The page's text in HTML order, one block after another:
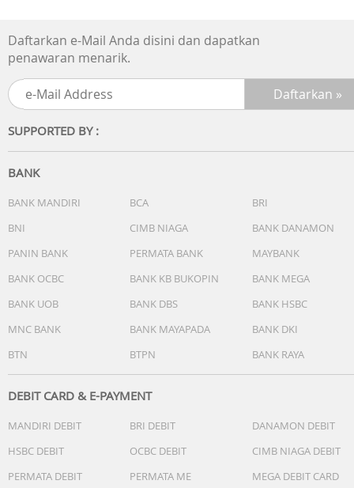
-Kontrol Suara Tanpa Jeda (Lag-Free Voice Control):
20 perintah suara bawaan, Anda dapat melewati lagu,
menerima panggilan, dan menyesuaikan volume secara
instan. Pemrosesan sistem secara luring (offline)
memastikan respons tanpa penundaan sama sekali.
1x Charging Case
1x Ear Fins: 0/1/2
1x USB-C Cable
1x Buku Panduan dan Petunjuk
1x Kartu Garansi
Daftarkan e-Mail Anda disini dan dapatkan
penawaran menarik.
SUPPORTED BY :
BANK
BANK MANDIRI BCA
BRI
BNI
CIMB NIAGA
BANK DANAMON
PANIN BANK
PERMATA BANK
MAYBANK
BANK OCBC
BANK KB BUKOPIN
BANK MEGA
BANK UOB
BANK DBS
BANK HSBC
MNC BANK
BANK MAYAPADA
BANK DKI
BTN
BTPN BANK RAYA
DEBIT CARD & E-PAYMENT
MANDIRI DEBIT BRI DEBIT
DANAMON DEBIT
HSBC DEBIT
OCBC DEBIT
CIMB NIAGA DEBIT
PERMATA DEBIT
PERMATA ME
MEGA DEBIT CARD